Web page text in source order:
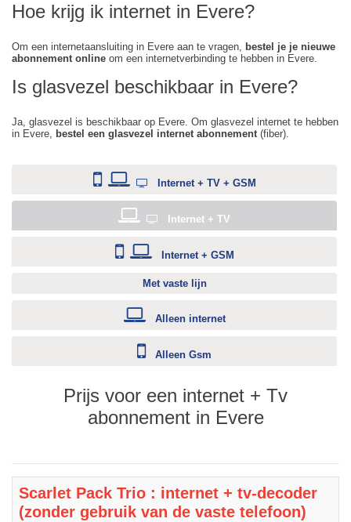
Hoe krijg ik internet in Evere?
Om een internetaansluiting in Evere aan te vragen, bestel je je nieuwe
abonnement online om een internetverbinding te hebben in Evere.
Is glasvezel beschikbaar in Evere?
Ja, glasvezel is beschikbaar op Evere. Om glasvezel internet te hebben
in Evere, bestel een glasvezel internet abonnement(fiber).
Internet + TV + GSM
Internet + TV
Internet + GSM
Met vaste lijn
Alleen internet
Alleen Gsm
Prijs voor een internet + Tv
abonnement in Evere
Scarlet Pack Trio : internet + tv-decoder
(zonder gebruik van de vaste telefoon)